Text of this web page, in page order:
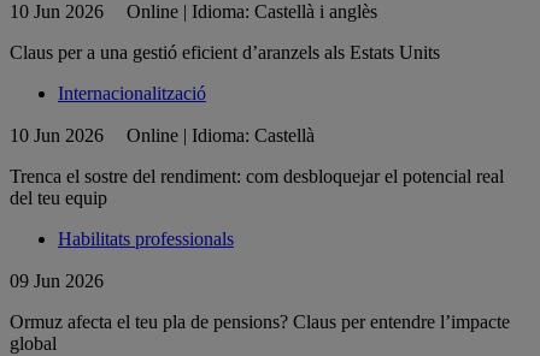
10 Jun 2026
Online | Idioma: Castellà i anglès
Claus per a una gestió eficient d’aranzels als Estats Units
Internacionalització
10 Jun 2026
Online | Idioma: Castellà
Trenca el sostre del rendiment: com desbloquejar el potencial real
del teu equip
Habilitats professionals
09 Jun 2026
Ormuz afecta el teu pla de pensions? Claus per entendre l’impacte
global